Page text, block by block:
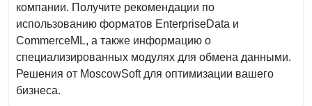
компании. Получите рекомендации по
использованию форматов EnterpriseData и
CommerceML, а также информацию о
специализированных модулях для обмена данными.
Решения от MoscowSoft для оптимизации вашего
бизнеса.